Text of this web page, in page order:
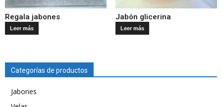
Regala jabones
Leer más
Jabón glicerina
Leer más
Categorías de productos
Jabones